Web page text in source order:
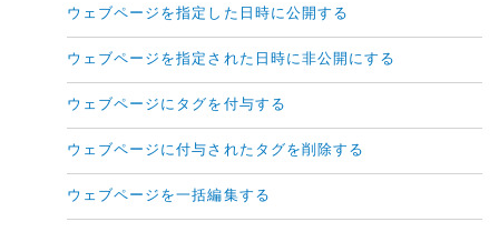
ウェブページを指定した日時に公開する
ウェブページを指定された日時に非公開にする
ウェブページにタグを付与する
ウェブページに付与されたタグを削除する
ウェブページを一括編集する